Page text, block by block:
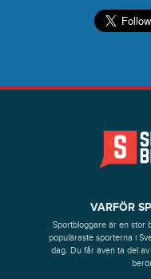
VARFÖR
Sportbloggare är en stor
populäraste sporterna i
dag. Du får även ta del